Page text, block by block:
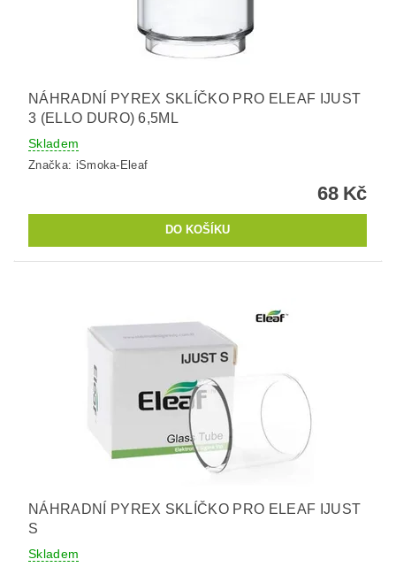
NÁHRADNÍ PYREX SKLÍČKO PRO ELEAF IJUST
3 (ELLO DURO) 6,5ML
Skladem
Značka: iSmoka-Eleaf
68 Kč
NÁHRADNÍ PYREX SKLÍČKO PRO ELEAF IJUST
S
Skladem